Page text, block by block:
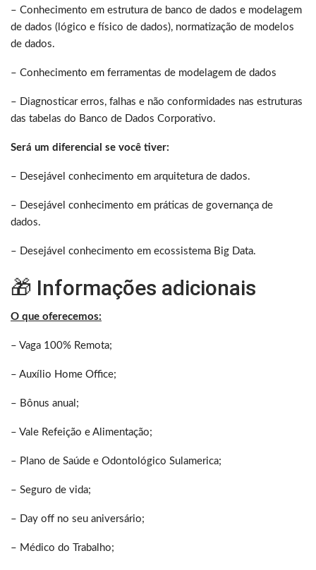
– Conhecimento em estrutura de banco de dados e modelagem
de dados (lógico e físico de dados), normatização de modelos
de dados.
– Conhecimento em ferramentas de modelagem de dados
– Diagnosticar erros, falhas e não conformidades nas estruturas
das tabelas do Banco de Dados Corporativo.
Será um diferencial se você tiver:
– Desejável conhecimento em arquitetura de dados.
– Desejável conhecimento em práticas de governança de
dados.
– Desejável conhecimento em ecossistema Big Data.
🎁 Informações adicionais
O que oferecemos:
– Vaga 100% Remota;
– Auxílio Home Office;
– Bônus anual;
– Vale Refeição e Alimentação;
– Plano de Saúde e Odontológico Sulamerica;
– Seguro de vida;
– Day off no seu aniversário;
– Médico do Trabalho;